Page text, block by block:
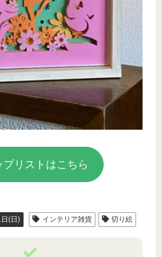
プリストはこちら
(日) インテリア雑貨 切り絵